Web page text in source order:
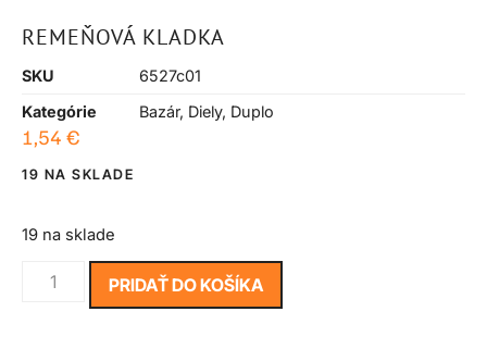
REMEŇOVÁ KLADKA
SKU
6527c01
Kategórie
Bazár, Diely, Duplo
1,54 €
19 NA SKLADE
19 na sklade
PRIDAŤ DO KOŠÍKA